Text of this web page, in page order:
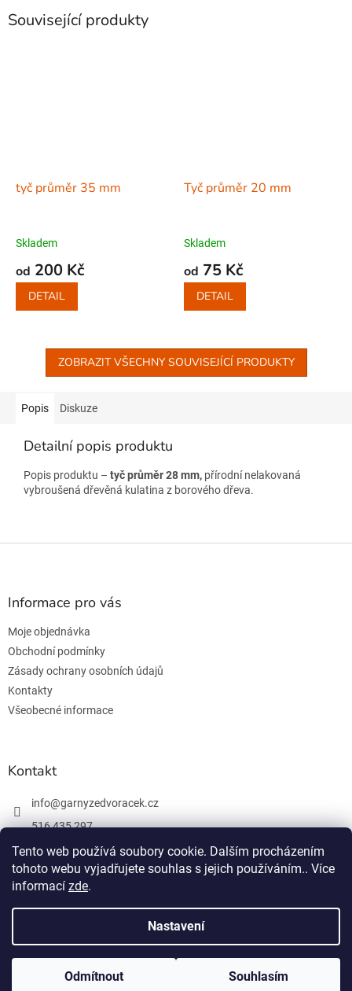
Tento web používá soubory cookie. Dalším procházením
tohoto webu vyjadřujete souhlas s jejich používáním.. Více
informací zde.
Nastavení
Odmítnout Souhlasím
Související produkty
tyč průměr 35 mm
Skladem
od 200 Kč
DETAIL
Tyč průměr 20 mm
Skladem
od 75 Kč
DETAIL
ZOBRAZIT VŠECHNY SOUVISEJÍCÍ PRODUKTY
Popis Diskuze
Detailní popis produktu
Popis produktu – tyč průměr 28 mm, přírodní nelakovaná
vybroušená dřevěná kulatina z borového dřeva.
Z
Informace pro vás
Moje objednávka
Obchodní podmínky
Zásady ochrany osobních údajů
Kontakty
Všeobecné informace
Kontakt
info@garnyzedvoracek.cz
516 435 297
603 895 965
Facebook
Vytvořil Shoptet
Copyright 2026Garnýže Dvořáček . Všechna práva vyhrazena.